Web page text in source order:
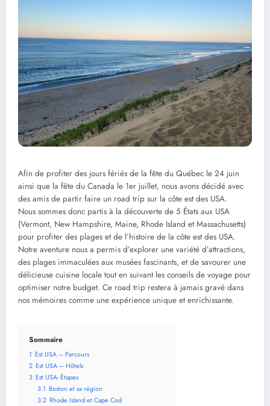
Afin de profiter des jours fériés de la fête du Québec le 24 juin
ainsi que la fête du Canada le 1er juillet, nous avons décidé avec
des amis de partir faire un road trip sur la côte est des USA.
Nous sommes donc partis à la découverte de 5 États aux USA
(Vermont, New Hampshire, Maine, Rhode Island et Massachusetts)
pour profiter des plages et de l’histoire de la côte est des USA.
Notre aventure nous a permis d’explorer une variété d’attractions,
des plages immaculées aux musées fascinants, et de savourer une
délicieuse cuisine locale tout en suivant les conseils de voyage pour
optimiser notre budget. Ce road trip restera à jamais gravé dans
nos mémoires comme une expérience unique et enrichissante.
Sommaire
1 Est USA – Parcours
2 Est USA – Hôtels
3 Est USA- Étapes
3.1 Boston et sa région
3.2 Rhode Island et Cape Cod